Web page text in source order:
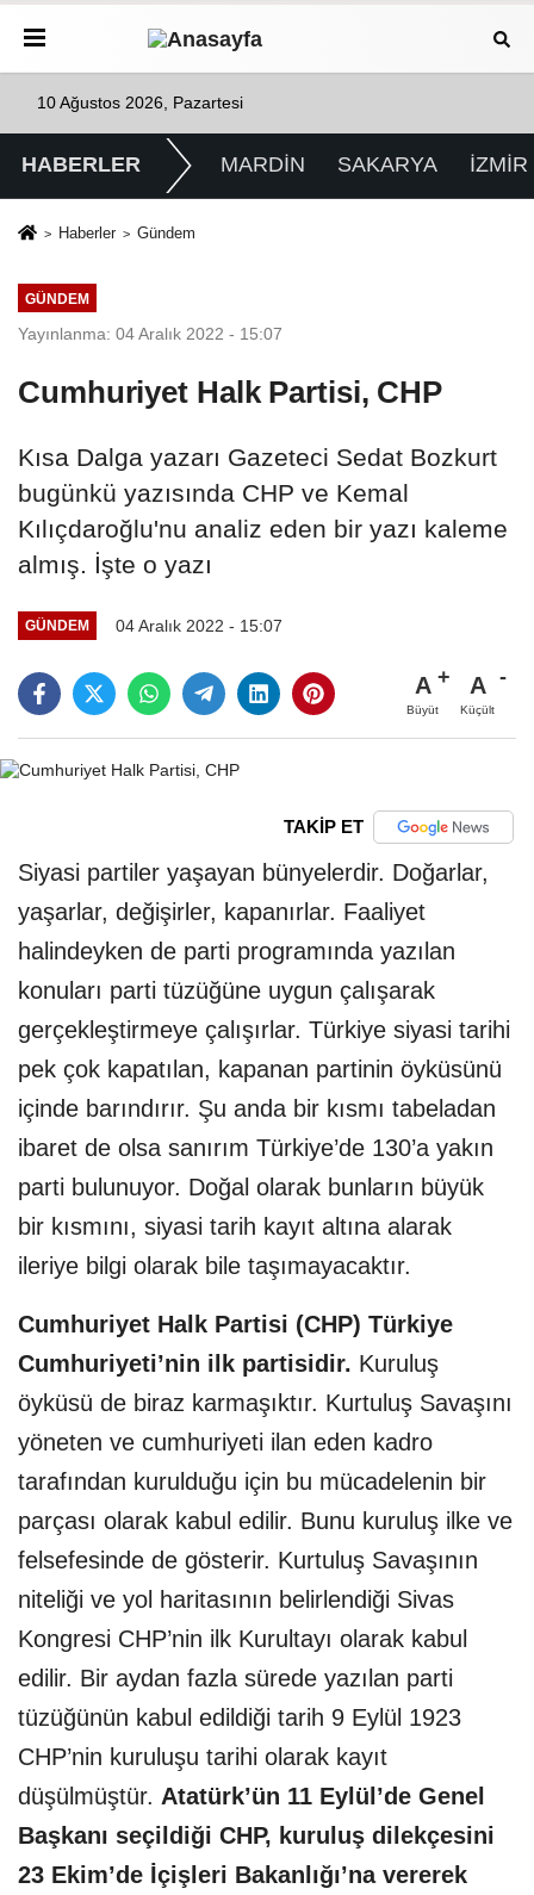
10 Ağustos 2026, Pazartesi
HABERLER MARDİN SAKARYA İZMİR
Haberler Gündem
GÜNDEM
Yayınlanma: 04 Aralık 2022 - 15:07
Cumhuriyet Halk Partisi, CHP
Kısa Dalga yazarı Gazeteci Sedat Bozkurt
bugünkü yazısında CHP ve Kemal
Kılıçdaroğlu'nu analiz eden bir yazı kaleme
almış. İşte o yazı
GÜNDEM 04 Aralık 2022 - 15:07
A
Büyüt
A
Küçült
TAKİP ET
Siyasi partiler yaşayan bünyelerdir. Doğarlar,
yaşarlar, değişirler, kapanırlar. Faaliyet
halindeyken de parti programında yazılan
konuları parti tüzüğüne uygun çalışarak
gerçekleştirmeye çalışırlar. Türkiye siyasi tarihi
pek çok kapatılan, kapanan partinin öyküsünü
içinde barındırır. Şu anda bir kısmı tabeladan
ibaret de olsa sanırım Türkiye’de 130’a yakın
parti bulunuyor. Doğal olarak bunların büyük
bir kısmını, siyasi tarih kayıt altına alarak
ileriye bilgi olarak bile taşımayacaktır.
Cumhuriyet Halk Partisi (CHP) Türkiye
Cumhuriyeti’nin ilk partisidir. Kuruluş
öyküsü de biraz karmaşıktır. Kurtuluş Savaşını
yöneten ve cumhuriyeti ilan eden kadro
tarafından kurulduğu için bu mücadelenin bir
parçası olarak kabul edilir. Bunu kuruluş ilke ve
felsefesinde de gösterir. Kurtuluş Savaşının
niteliği ve yol haritasının belirlendiği Sivas
Kongresi CHP’nin ilk Kurultayı olarak kabul
edilir. Bir aydan fazla sürede yazılan parti
tüzüğünün kabul edildiği tarih 9 Eylül 1923
CHP’nin kuruluşu tarihi olarak kayıt
düşülmüştür. Atatürk’ün 11 Eylül’de Genel
Başkanı seçildiği CHP, kuruluş dilekçesini
23 Ekim’de İçişleri Bakanlığı’na vererek